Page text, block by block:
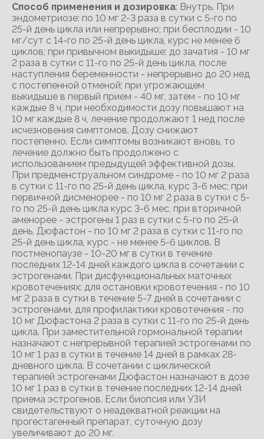
Способ применения и дозировка: Внутрь. При
эндометриозе: по 10 мг 2-3 раза в сутки с 5-го по
25-й день цикла или непрерывно; при бесплодии - 10
мг/сут с 14-го по 25-й день цикла, курс не менее 6
циклов; при привычном выкидыше: до зачатия - 10 мг
2 раза в сутки с 11-го по 25-й день цикла, после
наступления беременности - непрерывно до 20 нед
с постепенной отменой; при угрожающем
выкидыше в первый прием - 40 мг, затем - по 10 мг
каждые 8 ч, при необходимости дозу повышают на
10 мг каждые 8 ч, лечение продолжают 1 нед после
исчезновения симптомов. Дозу снижают
постепенно. Если симптомы возникают вновь, то
лечение должно быть продолжено с
использованием предыдущей эффективной дозы.
При предменструальном синдроме - по 10 мг 2 раза
в сутки с 11-го по 25-й день цикла, курс 3-6 мес; при
первичной дисменорее - по 10 мг 2 раза в сутки с 5-
го по 25-й день цикла курс 3-6 мес, при вторичной
аменорее - эстрогены 1 раз в сутки с 5-го по 25-й
день, Дюфастон - по 10 мг 2 раза в сутки с 11-го по
25-й день цикла, курс - не менее 5-6 циклов. В
постменопаузе - 10-20 мг в сутки в течение
последних 12-14 дней каждого цикла в сочетании с
эстрогенами. При дисфункциональных маточных
кровотечениях: для остановки кровотечения - по 10
мг 2 раза в сутки в течение 5-7 дней в сочетании с
эстрогенами, для профилактики кровотечения - по
10 мг Дюфастона 2 раза в сутки с 11-го по 25-й день
цикла. При заместительной гормональной терапии
назначают с непрерывной терапией эстрогенами по
10 мг 1 раз в сутки в течение 14 дней в рамках 28-
дневного цикла. В сочетании с циклической
терапией эстрогенами Дюфастон назначают в дозе
10 мг 1 раз в сутки в течение последних 12-14 дней
приема эстрогенов. Если биопсия или УЗИ
свидетельствуют о неадекватной реакции на
прогестагенный препарат, суточную дозу
увеличивают до 20 мг.